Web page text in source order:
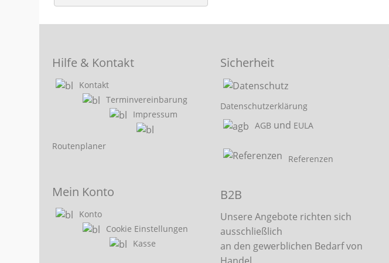
Hilfe & Kontakt
Kontakt
Terminvereinbarung
Impressum
Routenplaner
Mein Konto
Konto
Cookie Einstellungen
Kasse
Sicherheit
Datenschutzerklärung
AGB und EULA
Referenzen
B2B
Unsere Angebote richten sich
ausschließlich
an den gewerblichen Bedarf von